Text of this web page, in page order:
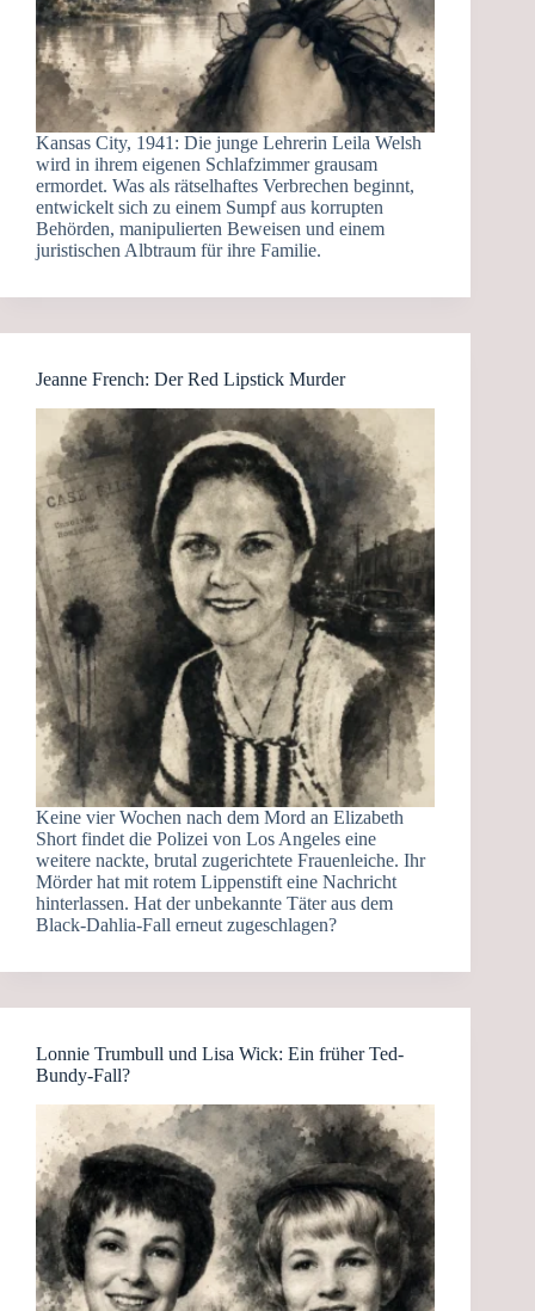
Kansas City, 1941: Die junge Lehrerin Leila Welsh
wird in ihrem eigenen Schlafzimmer grausam
ermordet. Was als rätselhaftes Verbrechen beginnt,
entwickelt sich zu einem Sumpf aus korrupten
Behörden, manipulierten Beweisen und einem
juristischen Albtraum für ihre Familie.
Jeanne French: Der Red Lipstick Murder
Keine vier Wochen nach dem Mord an Elizabeth
Short findet die Polizei von Los Angeles eine
weitere nackte, brutal zugerichtete Frauenleiche. Ihr
Mörder hat mit rotem Lippenstift eine Nachricht
hinterlassen. Hat der unbekannte Täter aus dem
Black-Dahlia-Fall erneut zugeschlagen?
Lonnie Trumbull und Lisa Wick: Ein früher Ted-
Bundy-Fall?